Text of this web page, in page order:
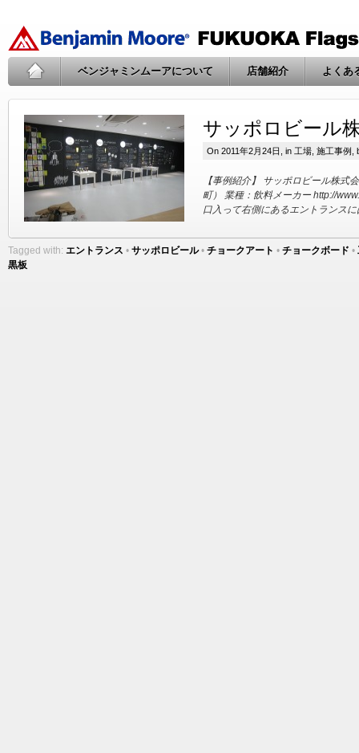
ベンジャミンムーアについて 店舗紹介 よくあ
サッポロビール
On 2011年2月24日, in 工場 施工事例
【事例紹介】 サッポロビール株式
町） 業種：飲料メーカー http://
口入って右側にあるエントランス
Tagged with: エントランス • サッポロビール• チョークアート • チョークボード •
黒板